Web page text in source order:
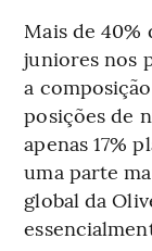
Mais de 40%
juniores nos
a
posições de
apenas 17%
uma parte
global da